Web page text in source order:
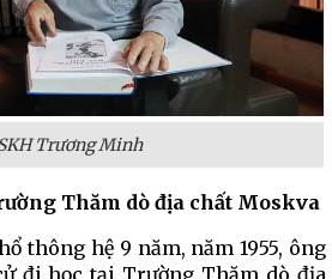
Trương Minh
Thăm dò địa chất Moskva
thông hệ 9 năm, năm 1955, ông
đi học tại Trường Thăm dò địa